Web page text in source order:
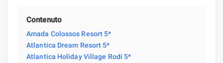
Contenuto
Amada Colossos Resort 5*
Atlantica Dream Resort 5*
Atlantica Holiday Village Rodi 5*